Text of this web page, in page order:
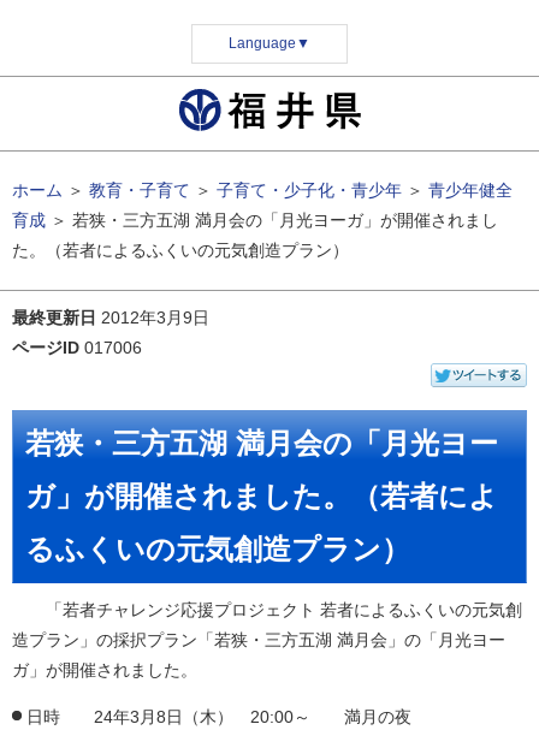
Language ▼
ホーム ＞ 教育・子育て ＞ 子育て・少子化・青少年 ＞ 青少年健全
育成 ＞ 若狭・三方五湖 満月会の「月光ヨーガ」が開催されまし
た。（若者によるふくいの元気創造プラン）
最終更新日 2012年3月9日
ページID 017006
若狭・三方五湖 満月会の「月光ヨー
ガ」が開催されました。（若者によ
るふくいの元気創造プラン）
「若者チャレンジ応援プロジェクト 若者によるふくいの元気創
造プラン」の採択プラン「若狭・三方五湖 満月会」の「月光ヨー
ガ」が開催されました。
日時 24年3月8日（木） 20:00～ 満月の夜